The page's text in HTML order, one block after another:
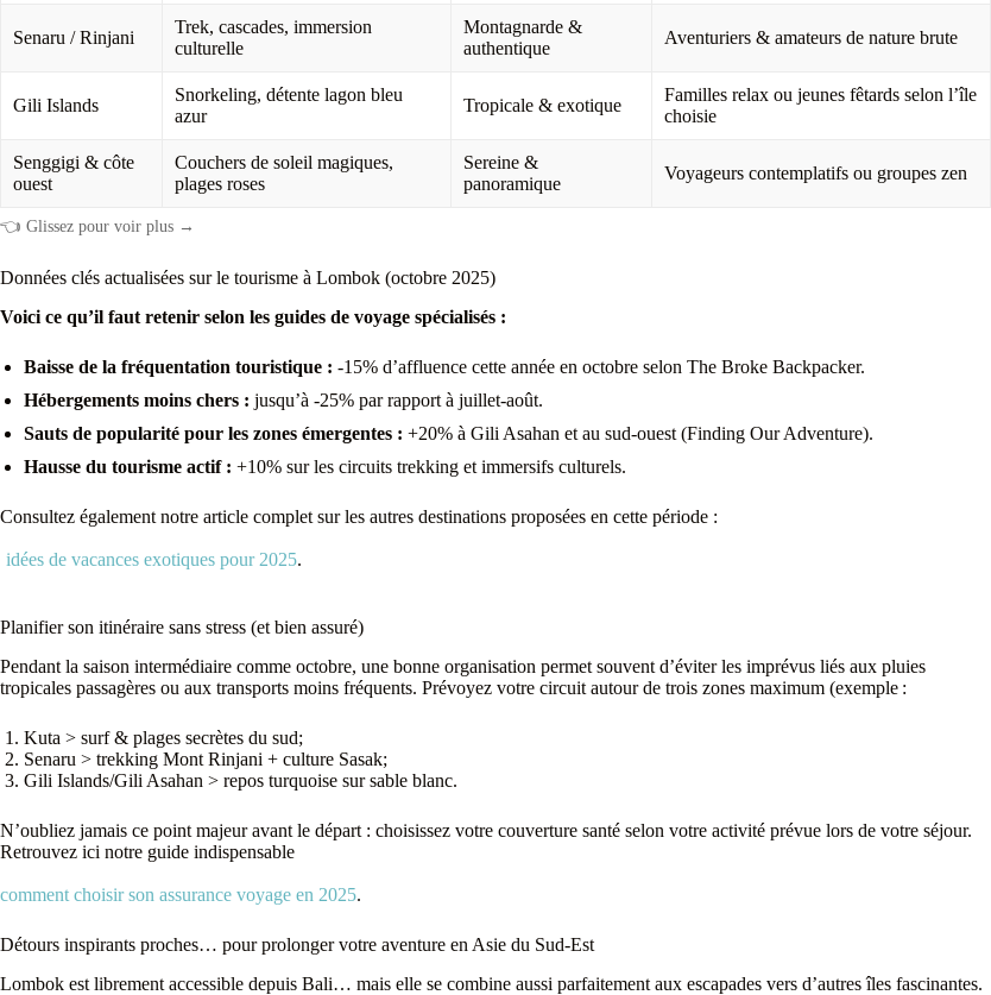
Senaru / Rinjani
Trek, cascades, immersion
culturelle
Montagnarde &
authentique
Aventuriers & amateurs de nature brute
Gili Islands
Snorkeling, détente lagon bleu
azur
Tropicale & exotique
Familles relax ou jeunes fêtards selon l’île
choisie
Senggigi & côte
ouest
Couchers de soleil magiques,
plages roses
Sereine &
panoramique
Voyageurs contemplatifs ou groupes zen
👈 Glissez pour voir plus →
Données clés actualisées sur le tourisme à Lombok (octobre 2025)
Voici ce qu’il faut retenir selon les guides de voyage spécialisés :
Baisse de la fréquentation touristique : -15% d’affluence cette année en octobre selon The Broke Backpacker.
Hébergements moins chers : jusqu’à -25% par rapport à juillet-août.
Sauts de popularité pour les zones émergentes : +20% à Gili Asahan et au sud-ouest (Finding Our Adventure).
Hausse du tourisme actif : +10% sur les circuits trekking et immersifs culturels.
Consultez également notre article complet sur les autres destinations proposées en cette période :
idées de vacances exotiques pour 2025.
Planifier son itinéraire sans stress (et bien assuré)
Pendant la saison intermédiaire comme octobre, une bonne organisation permet souvent d’éviter les imprévus liés aux pluies
tropicales passagères ou aux transports moins fréquents. Prévoyez votre circuit autour de trois zones maximum (exemple :
Kuta > surf & plages secrètes du sud;
Senaru > trekking Mont Rinjani + culture Sasak;
Gili Islands/Gili Asahan > repos turquoise sur sable blanc.
N’oubliez jamais ce point majeur avant le départ : choisissez votre couverture santé selon votre activité prévue lors de votre séjour.
Retrouvez ici notre guide indispensable
comment choisir son assurance voyage en 2025.
Détours inspirants proches… pour prolonger votre aventure en Asie du Sud-Est
Lombok est librement accessible depuis Bali… mais elle se combine aussi parfaitement aux escapades vers d’autres îles fascinantes.